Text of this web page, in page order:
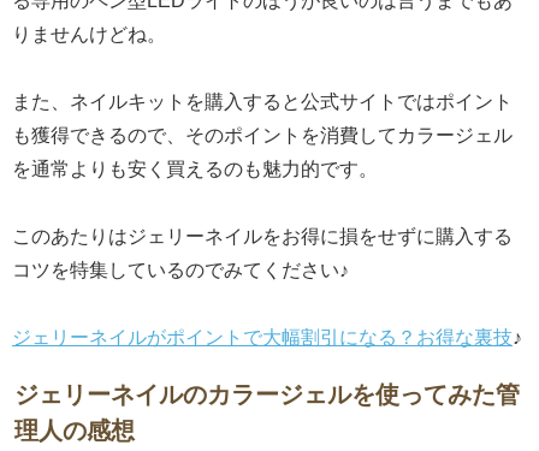
りませんけどね。
また、ネイルキットを購入すると公式サイトではポイント
も獲得できるので、そのポイントを消費してカラージェル
を通常よりも安く買えるのも魅力的です。
このあたりはジェリーネイルをお得に損をせずに購入する
コツを特集しているのでみてください♪
ジェリーネイルがポイントで大幅割引になる？お得な裏技♪
ジェリーネイルのカラージェルを使ってみた管
理人の感想